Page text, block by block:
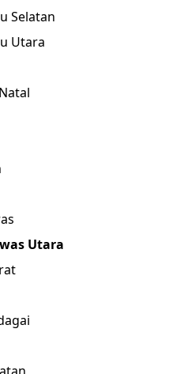
Selatan
Utara
Utara